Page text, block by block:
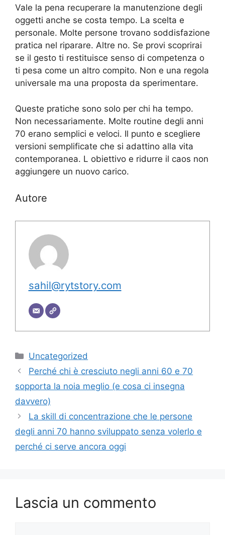
Vale la pena recuperare la manutenzione degli
oggetti anche se costa tempo. La scelta e
personale. Molte persone trovano soddisfazione
pratica nel riparare. Altre no. Se provi scoprirai
se il gesto ti restituisce senso di competenza o
ti pesa come un altro compito. Non e una regola
universale ma una proposta da sperimentare.
Queste pratiche sono solo per chi ha tempo.
Non necessariamente. Molte routine degli anni
70 erano semplici e veloci. Il punto e scegliere
versioni semplificate che si adattino alla vita
contemporanea. L obiettivo e ridurre il caos non
aggiungere un nuovo carico.
Autore
sahil@rytstory.com
Categorie
Uncategorized
Perché chi è cresciuto negli anni 60 e 70
sopporta la noia meglio (e cosa ci insegna
davvero)
La skill di concentrazione che le persone
degli anni 70 hanno sviluppato senza volerlo e
perché ci serve ancora oggi
Lascia un commento